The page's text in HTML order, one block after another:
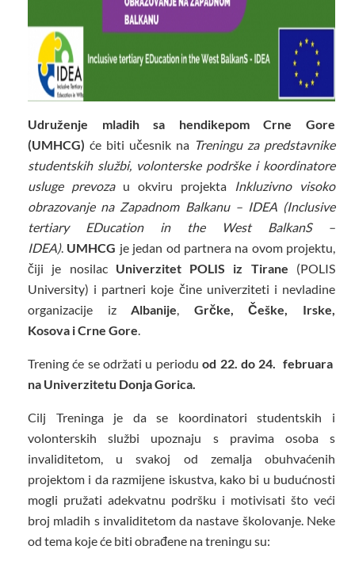
Udruženje mladih sa hendikepom Crne Gore
(UMHCG) će biti učesnik na Treningu za predstavnike
studentskih službi, volonterske podrške i koordinatore
usluge prevozau okviru projekta
Inkluzivno visoko
obrazovanje na Zapadnom Balkanu – IDEA (Inclusive
tertiary EDucation in the West BalkanS –
IDEA). UMHCG je jedan od partnera na ovom projektu,
čiji je nosilac Univerzitet POLIS iz Tirane (POLIS
University) i partneri koje čine univerziteti i nevladine
organizacije izAlbanije, Grčke, Češke, Irske,
Kosova i Crne Gore.
Trening će se održati u perioduod 22. do 24. februara
na Univerzitetu Donja Gorica.
Cilj Treninga je da se koordinatori studentskih i
volonterskih službi upoznaju s pravima osoba s
invaliditetom, u svakoj od zemalja obuhvaćenih
projektom i da razmijene iskustva, kako bi u budućnosti
mogli pružati adekvatnu podršku i motivisati što veći
broj mladih s invaliditetom da nastave školovanje. Neke
od tema koje će biti obrađene na treningu su: